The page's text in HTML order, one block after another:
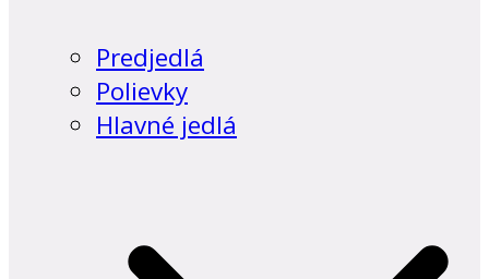
Predjedlá
Polievky
Hlavné jedlá